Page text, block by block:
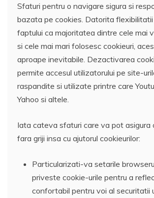
Sfaturi pentru o navigare sigura si
bazata pe cookies. Datorita flexibilitatii
faptului ca majoritatea dintre cele mai
si cele mai mari folosesc cookieuri,
aproape inevitabile. Dezactivarea
permite accesul utilizatorului pe site-
raspandite si utilizate printre care
Yahoo si altele.
Iata cateva sfaturi care va pot asigura
fara griji insa cu ajutorul cookieurilor:
Particularizati-va setarile
priveste cookie-urile pentru a
confortabil pentru voi al securitatii